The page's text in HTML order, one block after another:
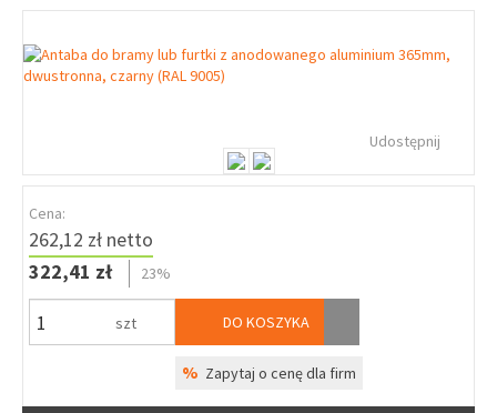
Udostępnij
Cena:
262,12 zł netto
322,41 zł
23%
szt DO KOSZYKA
% Zapytaj o cenę dla firm